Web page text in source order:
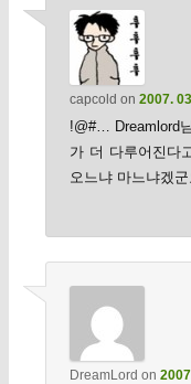
capcold on 2007.
!@#… Dreamlord
가 더 다루어진다
오느냐 마느냐겠
DreamLord on